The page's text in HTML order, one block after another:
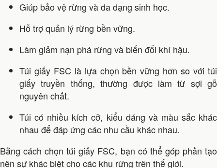
Giúp bảo vệ rừng và đa dạng sinh học.
Hỗ trợ quản lý rừng bền vững.
Làm giảm nạn phá rừng và biến đổi khí hậu.
Túi giấy FSC là lựa chọn bền vững hơn so với túi
giấy truyền thống, thường được làm từ sợi gỗ
nguyên chất.
Túi có nhiều kích cỡ, kiểu dáng và màu sắc khác
nhau để đáp ứng các nhu cầu khác nhau.
Bằng cách chọn túi giấy FSC, bạn có thể góp phần tạo
nên sự khác biệt cho các khu rừng trên thế giới.